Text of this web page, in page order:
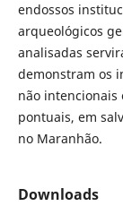
endossos
arqueológicos
analisadas
demonstram os
não intencionais
pontuais, em
no Maranhão.
Downloads